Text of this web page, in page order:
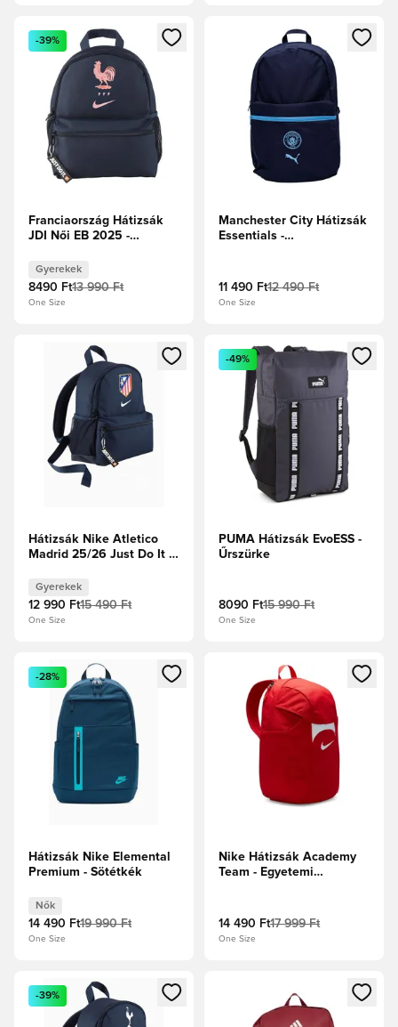
Megnyit egy modált a bejelentkezéshez vagy a tagként
-39%
Franciaország Hátizsák
JDI Női EB 2025 -
Gyerek
Gyerekek
8490 Ft13 990 Ft
One Size
Megnyit egy modált a
Manchester City Hátizsák
Essentials -
11 490 Ft12 490 Ft
One Size
Megnyit egy modált a bejelentkezéshez vagy a tagként
Hátizsák Nike Atletico
Madrid 25/26 Just Do It -
Gyerekek
12 990 Ft15 490 Ft
One Size
Megnyit egy modált a
-49%
PUMA Hátizsák EvoESS -
Űrszürke
8090 Ft15 990 Ft
One Size
Megnyit egy modált a bejelentkezéshez vagy a tagként
-28%
Hátizsák Nike Elemental
Premium - Sötétkék
Nők
14 490 Ft19 990 Ft
One Size
Megnyit egy modált a
Nike Hátizsák Academy
Team - Egyetemi
14 490 Ft17 999 Ft
One Size
Megnyit egy modált a bejelentkezéshez vagy a tagként
-39%
Megnyit egy modált a